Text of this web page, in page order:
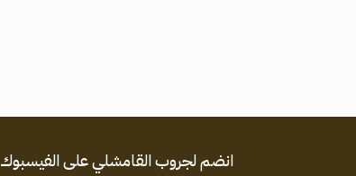
انضم لجروب القامشلي على الفيسبوك